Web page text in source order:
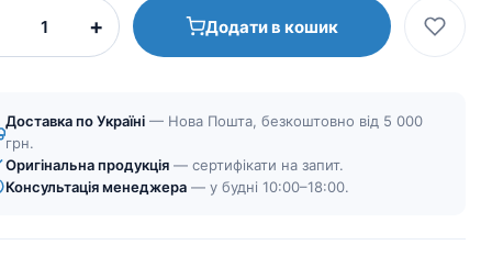
+ Додати в кошик
Доставка по Україні — Нова Пошта, безкоштовно від 5 000
грн.
Оригінальна продукція — сертифікати на запит.
Консультація менеджера — у будні 10:00–18:00.